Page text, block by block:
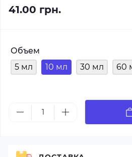
41.00 грн.
Объем
5 мл
10 мл 30 мл 60